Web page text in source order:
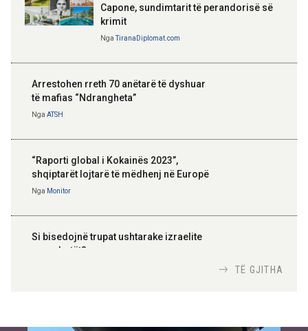
Capone, sundimtarit të perandorisë së
krimit
NgaTiranaDiplomat.com
Arrestohen rreth 70 anëtarë të dyshuar
të mafias “Ndrangheta”
Nga ATSH
“Raporti global i Kokainës 2023”,
shqiptarët lojtarë të mëdhenj në Europë
Nga Monitor
Si bisedojnë trupat ushtarake izraelite
me robotët?
inteligjente izraelite
TË GJITHA